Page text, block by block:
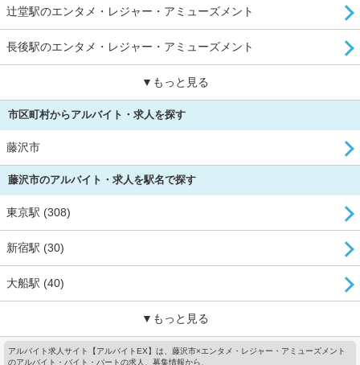
辻堂駅のエンタメ・レジャー・アミューズメント
長後駅のエンタメ・レジャー・アミューズメント
▼もっと見る
市区町村からアルバイト・求人を探す
藤沢市
藤沢市のアルバイト・求人を駅名で探す
東京駅 (308)
新宿駅 (30)
大船駅 (40)
▼もっと見る
アルバイト求人サイト【アルバイトEX】は、藤沢市×エンタメ・レジャー・アミューズメント
のアルバイト・バイト・パートの求人、募集情報から、